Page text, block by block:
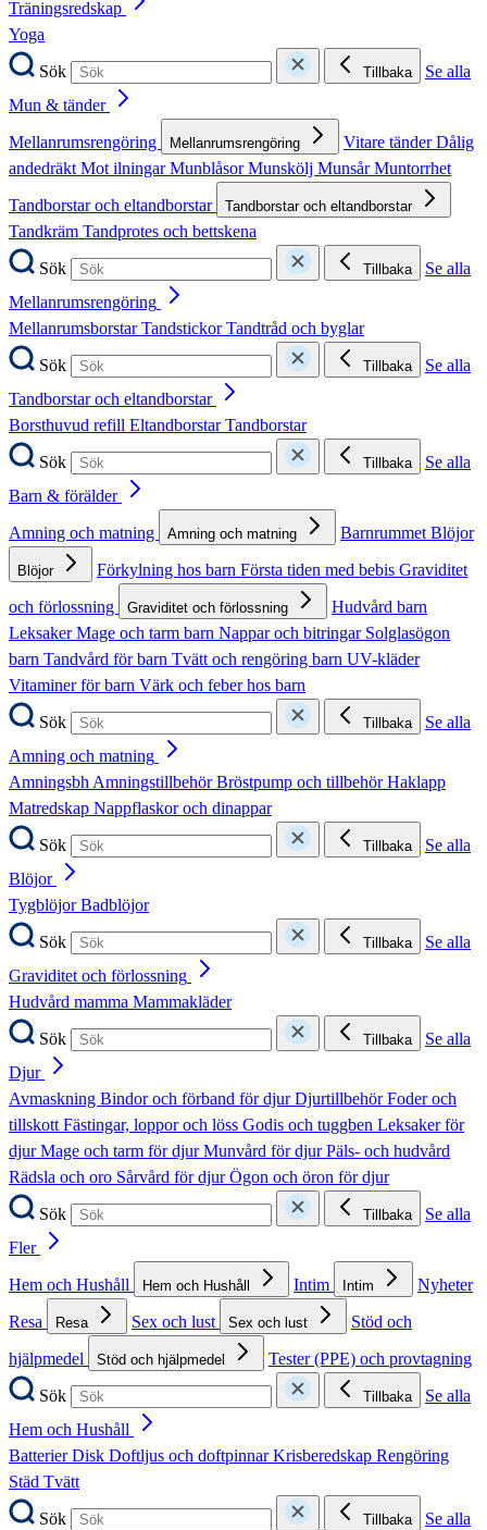
Träningsredskap
Yoga
Sök
Tillbaka
Se alla
Mun & tänder
Mellanrumsrengöring
Mellanrumsrengöring Vitare tänderDålig
andedräktMot ilningarMunblåsorMunskölj MunsårMuntorrhet
Tandborstar och eltandborstar
Tandborstar och eltandborstar
Tandkräm Tandprotes och bettskena
Sök
Tillbaka
Se alla
Mellanrumsrengöring
MellanrumsborstarTandstickorTandtråd och byglar
Sök
Tillbaka
Se alla
Tandborstar och eltandborstar
Borsthuvud refill EltandborstarTandborstar
Sök
Tillbaka
Se alla
Barn & förälder
Amning och matning
Amning och matning BarnrummetBlöjor
Blöjor Förkylning hos barn Första tiden med bebis Graviditet
och förlossning
Graviditet och förlossning
Hudvård barn
LeksakerMage och tarm barn Nappar och bitringar Solglasögon
barn Tandvård för barn Tvätt och rengöring barn UV-kläder
Vitaminer för barn Värk och feber hos barn
Sök
Tillbaka
Se alla
Amning och matning
AmningsbhAmningstillbehörBröstpump och tillbehörHaklapp
Matredskap Nappflaskor och dinappar
Sök
Tillbaka
Se alla
Blöjor
TygblöjorBadblöjor
Sök
Tillbaka
Se alla
Graviditet och förlossning
Hudvård mamma Mammakläder
Sök
Tillbaka
Se alla
Djur
Avmaskning Bindor och förband för djurDjurtillbehörFoder och
tillskottFästingar, loppor och löss Godis och tuggben Leksaker för
djurMage och tarm för djurMunvård för djurPäls- och hudvård
Rädsla och oro Sårvård för djurÖgon och öron för djur
Sök
Tillbaka
Se alla
Fler
Hem och Hushåll
Hem och Hushåll Intim Intim
Nyheter
Resa
Resa Sex och lust Sex och lust
Stöd och
hjälpmedel
Stöd och hjälpmedel
Tester (PPE) och provtagning
Sök
Tillbaka
Se alla
Hem och Hushåll
BatterierDisk Doftljus och doftpinnarKrisberedskap Rengöring
Städ Tvätt
Sök
Tillbaka
Se alla